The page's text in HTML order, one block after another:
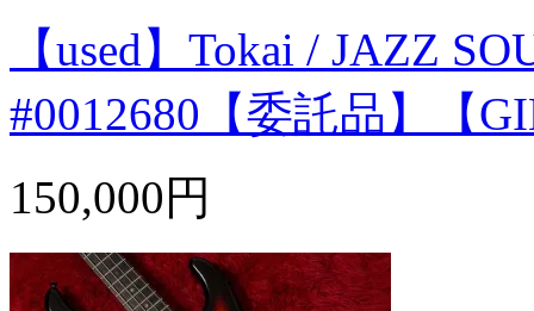
【used】Tokai / JAZZ
#0012680【委託品】【
150,000円